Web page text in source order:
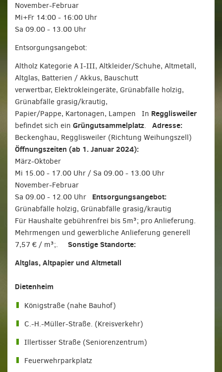
November-Februar
Mi+Fr 14:00 - 16:00 Uhr
Sa 09.00 - 13.00 Uhr
Entsorgungsangebot:
Altholz Kategorie A I-III, Altkleider/Schuhe, Altmetall,
Altglas, Batterien / Akkus, Bauschutt
verwertbar, Elektrokleingeräte, Grünabfälle holzig,
Grünabfälle grasig/krautig,
Papier/Pappe, Kartonagen, Lampen In Regglisweiler
befindet sich ein Grüngutsammelplatz. Adresse:
Beckenghau, Regglisweiler (Richtung Weihungszell)
Öffnungszeiten (ab 1. Januar 2024):
März-Oktober
Mi 15.00 - 17.00 Uhr / Sa 09.00 - 13.00 Uhr
November-Februar
Sa 09.00 - 12.00 Uhr Entsorgungsangebot:
Grünabfälle holzig, Grünabfälle grasig/krautig
Für Haushalte gebührenfrei bis 5m³; pro Anlieferung.
Mehrmengen und gewerbliche Anlieferung generell
7,57 € / m³;. Sonstige Standorte:
Altglas, Altpapier und Altmetall
Dietenheim
Königstraße (nahe Bauhof)
C.-H.-Müller-Straße. (Kreisverkehr)
Illertisser Straße (Seniorenzentrum)
Feuerwehrparkplatz